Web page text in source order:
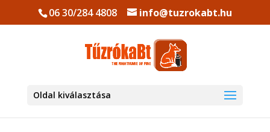
06 30/284 4808 info@tuzrokabt.hu
Oldal kiválasztása